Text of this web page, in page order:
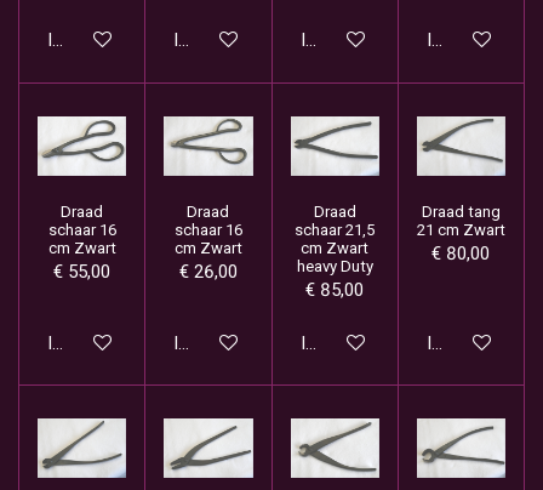
In winkelwagen In winkelwagen In winkelwagen In
Draad
schaar 16
cm Zwart
€ 55,00
In winkelwagen
Draad
schaar 16
cm Zwart
€ 26,00
In winkelwagen
Draad
schaar 21,5
cm Zwart
heavy Duty
€ 85,00
In winkelwagen
Draad tang
21 cm Zwart
€ 80,00
In